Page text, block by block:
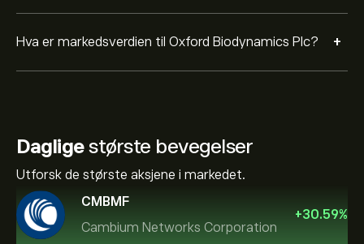
Hva er markedsverdien til Oxford Biodynamics Plc? +
Dagligestørste bevegelser
Utforsk de største aksjene i markedet.
CMBMF
Cambium Networks Corporation
+30.59%